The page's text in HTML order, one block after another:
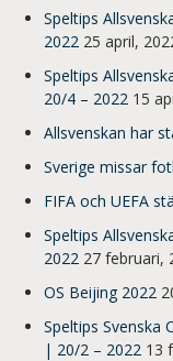
Speltips
2022 25 april,
Speltips
20/4 – 2022 15
Allsvenskan har
Sverige missar
FIFA och UEFA
Speltips
2022 27 februari,
OS Beijing 2022
Speltips Svenska
| 20/2 – 2022 13